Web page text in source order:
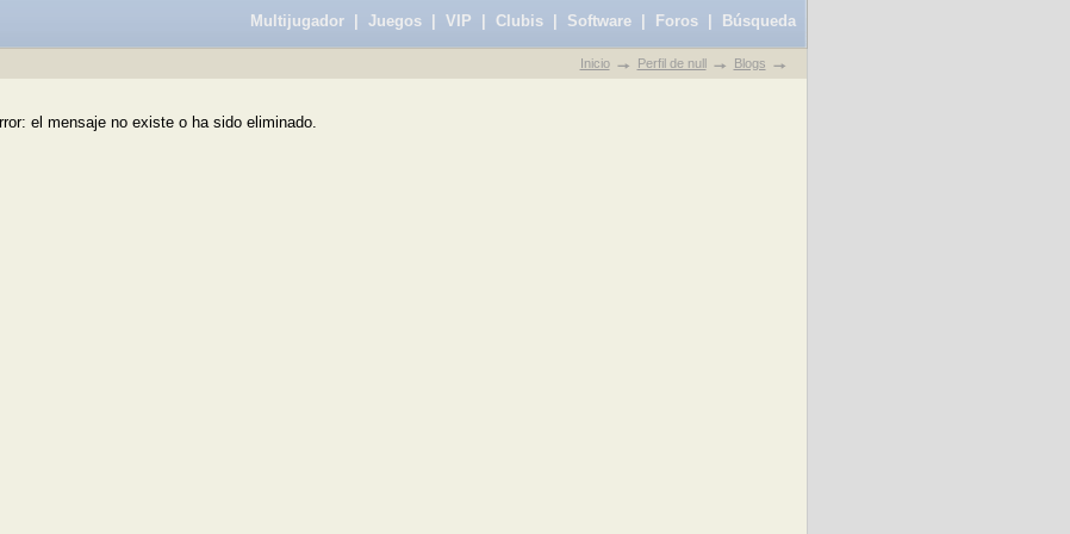
Multijugador| Juegos| VIP Clubis| Software| Foros| Búsqueda
Inicio Perfil de null Blogs
el mensaje no existe o ha sido eliminado.